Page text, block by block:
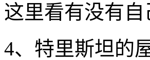
这里看有没有
4、特里斯坦的